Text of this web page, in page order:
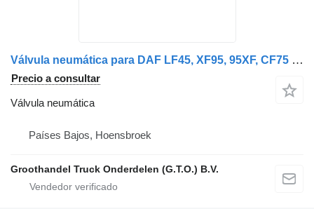
Válvula neumática para DAF LF45, XF95, 95XF, CF75 CF85, XF105, LF45IV, CF75IV CF85IV camión
Precio a consultar
Válvula neumática
Países Bajos, Hoensbroek
Groothandel Truck Onderdelen (G.T.O.) B.V.